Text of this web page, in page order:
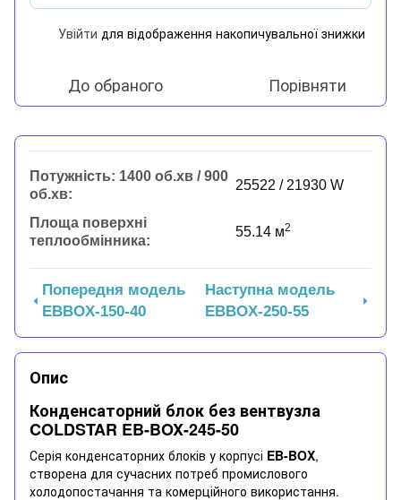
Увійти для відображення накопичувальної знижки
До обраного Порівняти
Потужність: 1400 об.хв / 900
об.хв:
25522 / 21930 W
Площа поверхні
теплообмінника:
55.14 м2
Попередня модель
EBBOX-150-40
Наступна модель
EBBOX-250-55
Опис
Конденсаторний блок без вентвузла
COLDSTAR EB-BOX-245-50
Серія конденсаторних блоків у корпусі EB-BOX,
створена для сучасних потреб промислового
холодопостачання та комерційного використання.